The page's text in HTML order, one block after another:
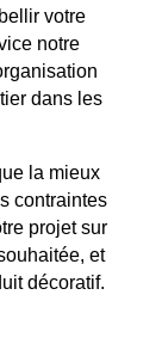
votre
notre
dans les
la mieux
contraintes
projet sur
et
décoratif.